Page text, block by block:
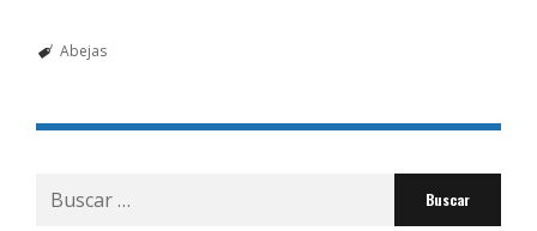
Abejas
Buscar
por: